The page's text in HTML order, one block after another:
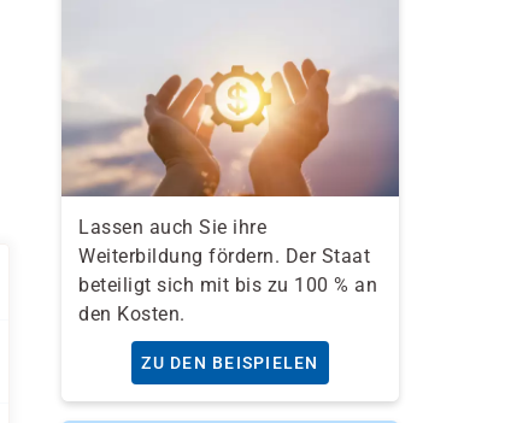
Lassen auch Sie ihre
Weiterbildung fördern. Der Staat
beteiligt sich mit bis zu 100 % an
den Kosten.
ZU DEN BEISPIELEN